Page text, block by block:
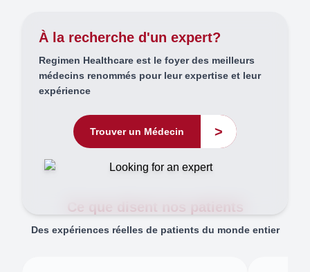
À la recherche d'un expert?
Regimen Healthcare est le foyer des meilleurs
médecins renommés pour leur expertise et leur
expérience
Trouver un Médecin >
Ce que disent nos patients
Des expériences réelles de patients du monde entier